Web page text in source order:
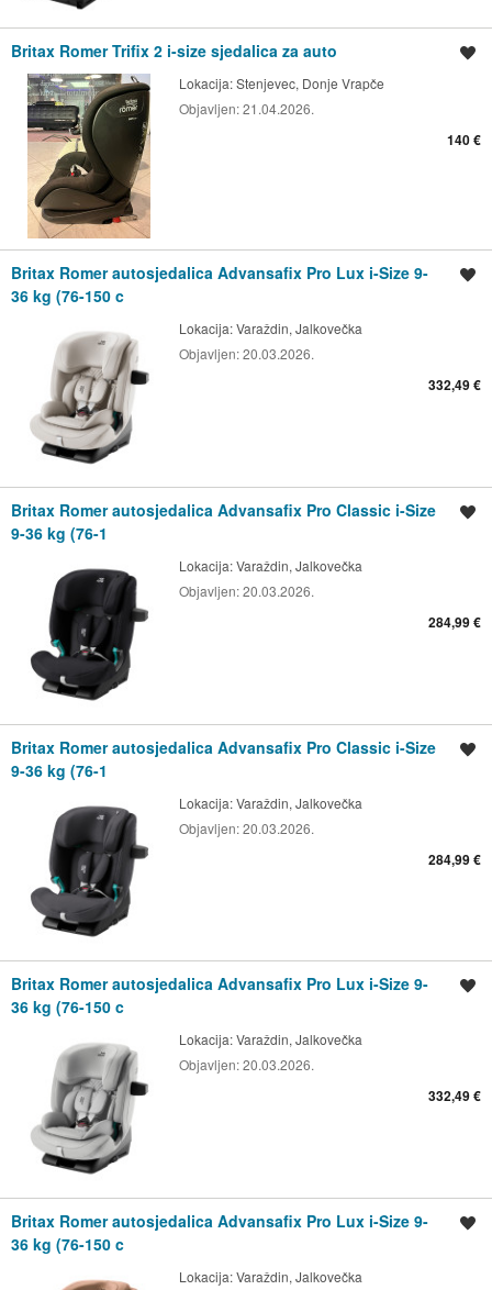
Britax Romer Trifix 2 i-size sjedalica za auto
Lokacija:Stenjevec, Donje Vrapče
Objavljen:21.04.2026.
140 €
Britax Romer autosjedalica Advansafix Pro Lux i-Size 9-
36 kg (76-150 c
Lokacija:Varaždin, Jalkovečka
Objavljen:20.03.2026.
332,49 €
Britax Romer autosjedalica Advansafix Pro Classic i-Size
9-36 kg (76-1
Lokacija:Varaždin, Jalkovečka
Objavljen:20.03.2026.
284,99 €
Britax Romer autosjedalica Advansafix Pro Classic i-Size
9-36 kg (76-1
Lokacija:Varaždin, Jalkovečka
Objavljen:20.03.2026.
284,99 €
Britax Romer autosjedalica Advansafix Pro Lux i-Size 9-
36 kg (76-150 c
Lokacija:Varaždin, Jalkovečka
Objavljen:20.03.2026.
332,49 €
Britax Romer autosjedalica Advansafix Pro Lux i-Size 9-
36 kg (76-150 c
Lokacija:Varaždin, Jalkovečka